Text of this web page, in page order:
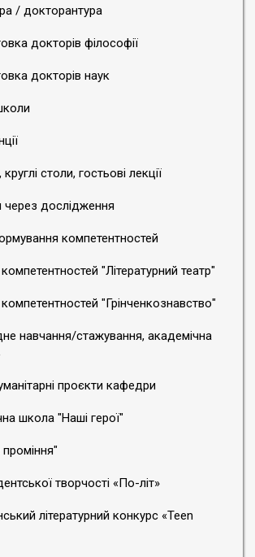
/ докторантура
докторів філософії
докторів наук
столи, гостьові лекції
через дослідження
компетентностей
"Літературний театр"
"Грінченкознавство"
навчання/стажування, академічна
проєкти кафедри
школа "Наші герої"
творчості «По-літ»
літературний конкурс «Teen